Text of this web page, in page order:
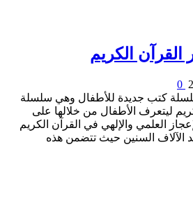
الكريم
كتب جديدة للأطفال وهي سلسلة
ليتعرف الأطفال من خلالها على
العلمي والإلهي في القرآن الكريم
الآلاف السنين حيث تتضمن هذه